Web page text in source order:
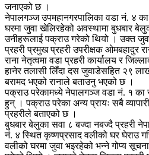
जनाएको छ ।
नेपालगञ्ज उपमहानगरपालिका वडा नं. ४
घरमा जुवा खेलिरहेको अवस्थामा बुधबार
उनीहरूलाई पक्राउ गरेको थियो । उक्त
प्रहरी प्रमुख प्रहरी उपरीक्षक ओमबहादुर
राना नेतृत्वमा वडा प्रहरी कार्यालय र
हानेर तलासी लिँदा दस जुवाडेसहित २९
बरामद भएको रानाले बताउनु भएको छ ।
पक्राउ परेकामध्ये नेपालगञ्ज वडा नं. १ का
हुन् । पक्राउ परेका अन्य प्रायः सबै
प्रहरीले बताएको छ ।
बुधबार बेलुका सवा ८ बज्दा नबज्दै प्रहरी
नं. ४ स्थित कृष्णप्रसाद वलीको घर घेराउ
वलीको घरमा जुवा भइरहेको भन्ने गोप्य